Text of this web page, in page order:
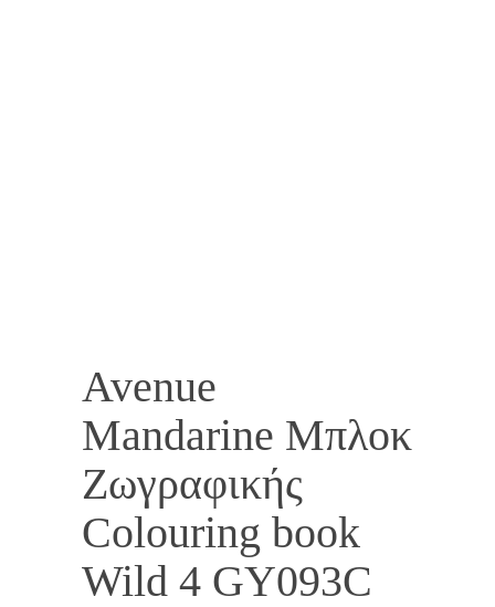
Avenue
Mandarine Μπλοκ
Ζωγραφικής
Colouring book
Wild 4 GY093C